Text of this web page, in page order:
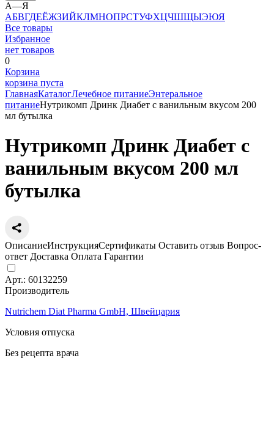
А—Я
АБВГДЕЁЖЗИЙКЛМНОПРСТУФХЦЧШЩЫЭЮЯ
Все товары
Избранное
нет товаров
0
Корзина
корзина пуста
ГлавнаяКаталогЛечебное питаниеЭнтеральное
питаниеНутрикомп Дринк Диабет с ванильным вкусом 200
мл бутылка
Нутрикомп Дринк Диабет с
ванильным вкусом 200 мл
бутылка
ОписаниеИнструкцияСертификаты Оставить отзыв Вопрос-
ответ Доставка Оплата Гарантии
Арт.: 60132259
Производитель
Nutrichem Diat Pharma GmbH, Швейцария
Условия отпуска
Без рецепта врача